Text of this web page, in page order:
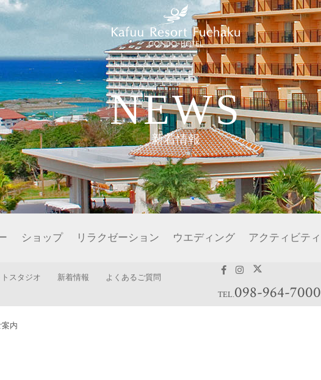
NEWS
新着情報
ショップ リラクゼーション ウエディング アクティビティ
スタジオ 新着情報
よくあるご質問
TEL.098-964-7000
案内